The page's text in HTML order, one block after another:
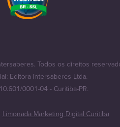
Todos os direitos
Editora Intersaberes Ltda.
0001-04 - Curitiba-PR.
Limonada Marketing Digital Curitiba